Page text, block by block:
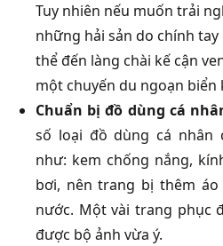
Tuy nhiên nếu muốn trải
những hải sản do chính
thể đến làng chài kế cận
một chuyến du ngoạn biển
Chuẩn bị đồ dùng cá
số loại đồ dùng cá nhân
như: kem chống nắng,
bơi, nên trang bị thêm áo
nước. Một vài trang phục
được bộ ảnh vừa ý.